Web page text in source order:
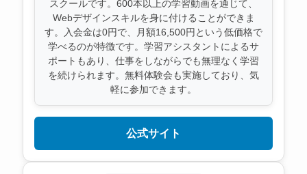
スクールです。600本以上の学習動画を通じて、
Webデザインスキルを身に付けることができま
す。入会金は0円で、月額16,500円という低価格で
学べるのが特徴です。学習アシスタントによるサ
ポートもあり、仕事をしながらでも無理なく学習
を続けられます。無料体験会も実施しており、気
軽に参加できます。
公式サイト